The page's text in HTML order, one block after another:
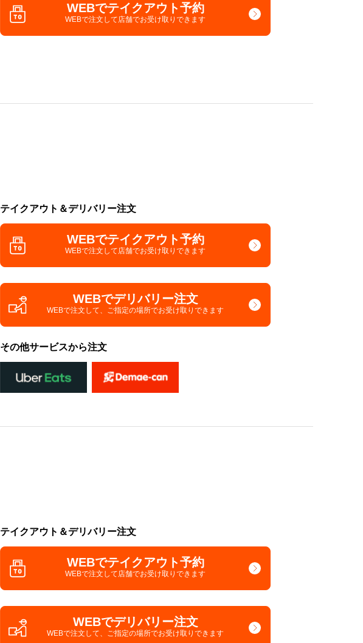
WEBでテイクアウト予約
WEBで注文して 店舗でお受け取りできます
テイクアウト＆デリバリー注文
WEBでテイクアウト予約
WEBで注文して 店舗でお受け取りできます
WEBでデリバリー注文
WEBで注文して、 ご指定の場所でお受け取りできます
その他サービスから注文
テイクアウト＆デリバリー注文
WEBでテイクアウト予約
WEBで注文して 店舗でお受け取りできます
WEBでデリバリー注文
WEBで注文して、 ご指定の場所でお受け取りできます